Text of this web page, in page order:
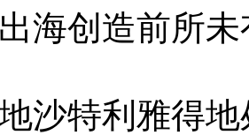
海创造前所
沙特利雅得